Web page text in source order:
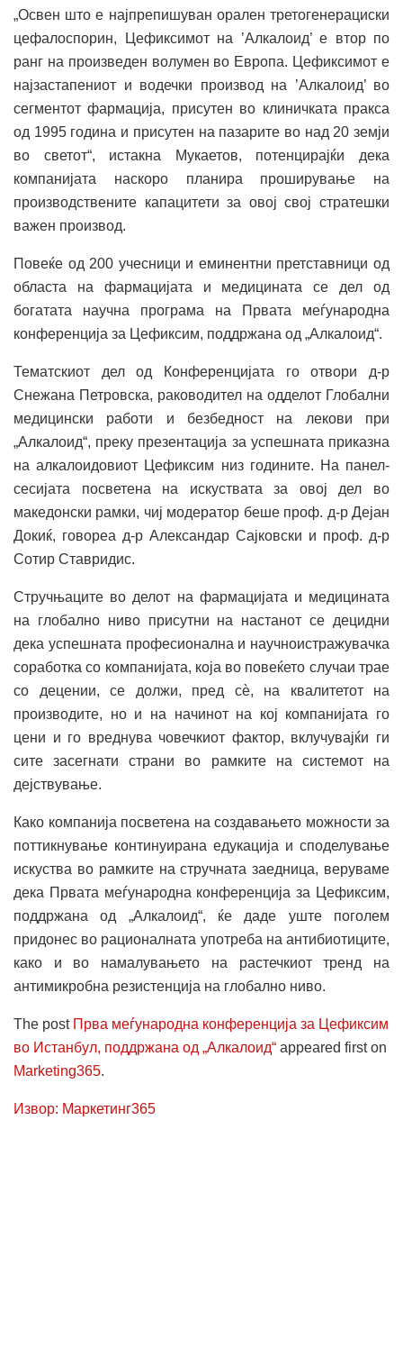
„Освен што е најпрепишуван орален третогенерациски
цефалоспорин, Цефиксимот на ’Алкалоид’ е втор по
ранг на произведен волумен во Европа. Цефиксимот е
најзастапениот и водечки производ на ’Алкалоид’ во
сегментот фармација, присутен во клиничката пракса
од 1995 година и присутен на пазарите во над 20 земји
во светот“, истакна Мукаетов, потенцирајќи дека
компанијата наскоро планира проширување на
производствените капацитети за овој свој стратешки
важен производ.
Повеќе од 200 учесници и еминентни претставници од
областа на фармацијата и медицината се дел од
богатата научна програма на Првата меѓународна
конференција за Цефиксим, поддржана од „Алкалоид“.
Тематскиот дел од Конференцијата го отвори д-р
Снежана Петровска, раководител на одделот Глобални
медицински работи и безбедност на лекови при
„Алкалоид“, преку презентација за успешната приказна
на алкалоидовиот Цефиксим низ годините. На панел-
сесијата посветена на искуствата за овој дел во
македонски рамки, чиј модератор беше проф. д-р Дејан
Докиќ, говореа д-р Александар Сајковски и проф. д-р
Сотир Ставридис.
Стручњаците во делот на фармацијата и медицината
на глобално ниво присутни на настанот се децидни
дека успешната професионална и научноистражувачка
соработка со компанијата, која во повеќето случаи трае
со децении, се должи, пред сѐ, на квалитетот на
производите, но и на начинот на кој компанијата го
цени и го вреднува човечкиот фактор, вклучувајќи ги
сите засегнати страни во рамките на системот на
дејствување.
Како компанија посветена на создавањето можности за
поттикнување континуирана едукација и споделување
искуства во рамките на стручната заедница, веруваме
дека Првата меѓународна конференција за Цефиксим,
поддржана од „Алкалоид“, ќе даде уште поголем
придонес во рационалната употреба на антибиотиците,
како и во намалувањето на растечкиот тренд на
антимикробна резистенција на глобално ниво.
The post Прва меѓународна конференција за Цефиксим
во Истанбул, поддржана од „Алкалоид“ appeared first on
Marketing365.
Извор: Маркетинг365